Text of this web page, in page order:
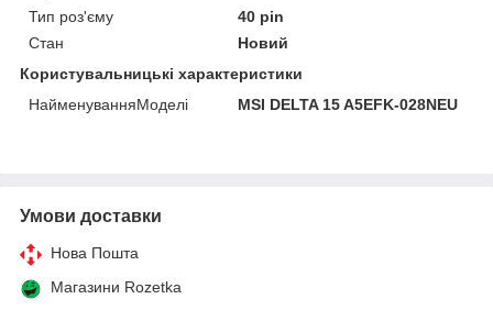
Тип роз'єму
40 pin
Стан
Новий
Користувальницькі характеристики
НайменуванняМоделі
MSI DELTA 15 A5EFK-028NEU
Умови доставки
Нова Пошта
Магазини Rozetka